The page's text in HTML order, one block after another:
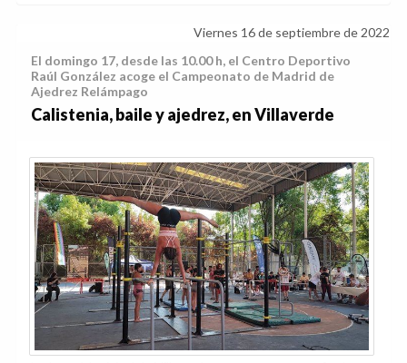
Viernes 16 de septiembre de 2022
El domingo 17, desde las 10.00 h, el Centro Deportivo
Raúl González acoge el Campeonato de Madrid de
Ajedrez Relámpago
Calistenia, baile y ajedrez, en Villaverde